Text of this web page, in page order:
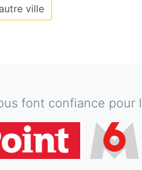
ville
font confiance pour